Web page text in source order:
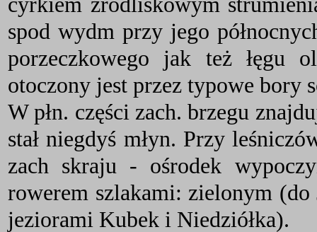
spod wydm przy jego
porzeczkowego jak też łęgu
otoczony jest przez typowe bory
W płn. części zach. brzegu
stał niegdyś młyn. Przy
zach skraju - ośrodek
rowerem szlakami: zielonym
jeziorami Kubek i Niedziółka).